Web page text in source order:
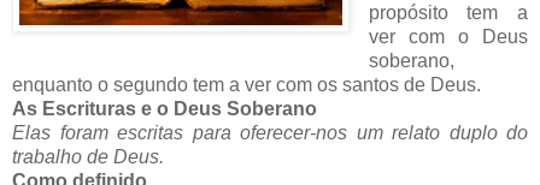
propósito tem a
ver com o Deus
soberano,
enquanto o segundo tem a ver com os santos de Deus.
As Escrituras e o Deus Soberano
Elas foram escritas para oferecer-nos um relato duplo do
trabalho de Deus.
Como definido.